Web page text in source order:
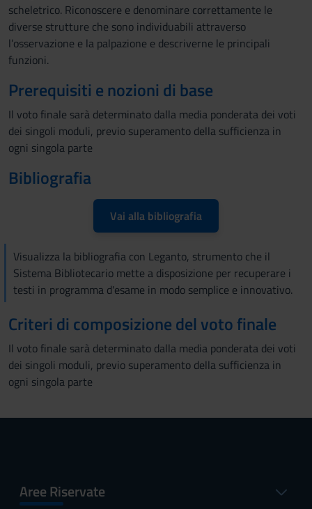
scheletrico. Riconoscere e denominare correttamente le
diverse strutture che sono individuabili attraverso
l’osservazione e la palpazione e descriverne le principali
funzioni.
Prerequisiti e nozioni di base
Il voto finale sarà determinato dalla media ponderata dei voti
dei singoli moduli, previo superamento della sufficienza in
ogni singola parte
Bibliografia
Vai alla bibliografia
Visualizza la bibliografia con Leganto, strumento che il
Sistema Bibliotecario mette a disposizione per recuperare i
testi in programma d'esame in modo semplice e innovativo.
Criteri di composizione del voto finale
Il voto finale sarà determinato dalla media ponderata dei voti
dei singoli moduli, previo superamento della sufficienza in
ogni singola parte
Aree Riservate